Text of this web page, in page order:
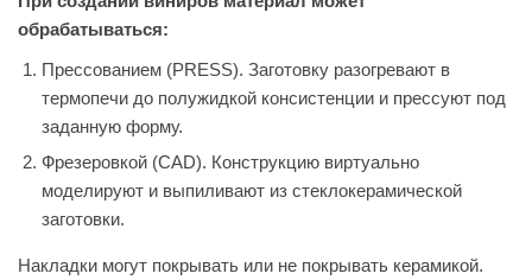
обрабатываться:
Прессованием (PRESS). Заготовку разогревают в
термопечи до полужидкой консистенции и прессуют под
заданную форму.
Фрезеровкой (CAD). Конструкцию виртуально
моделируют и выпиливают из стеклокерамической
заготовки.
Накладки могут покрывать или не покрывать керамикой.